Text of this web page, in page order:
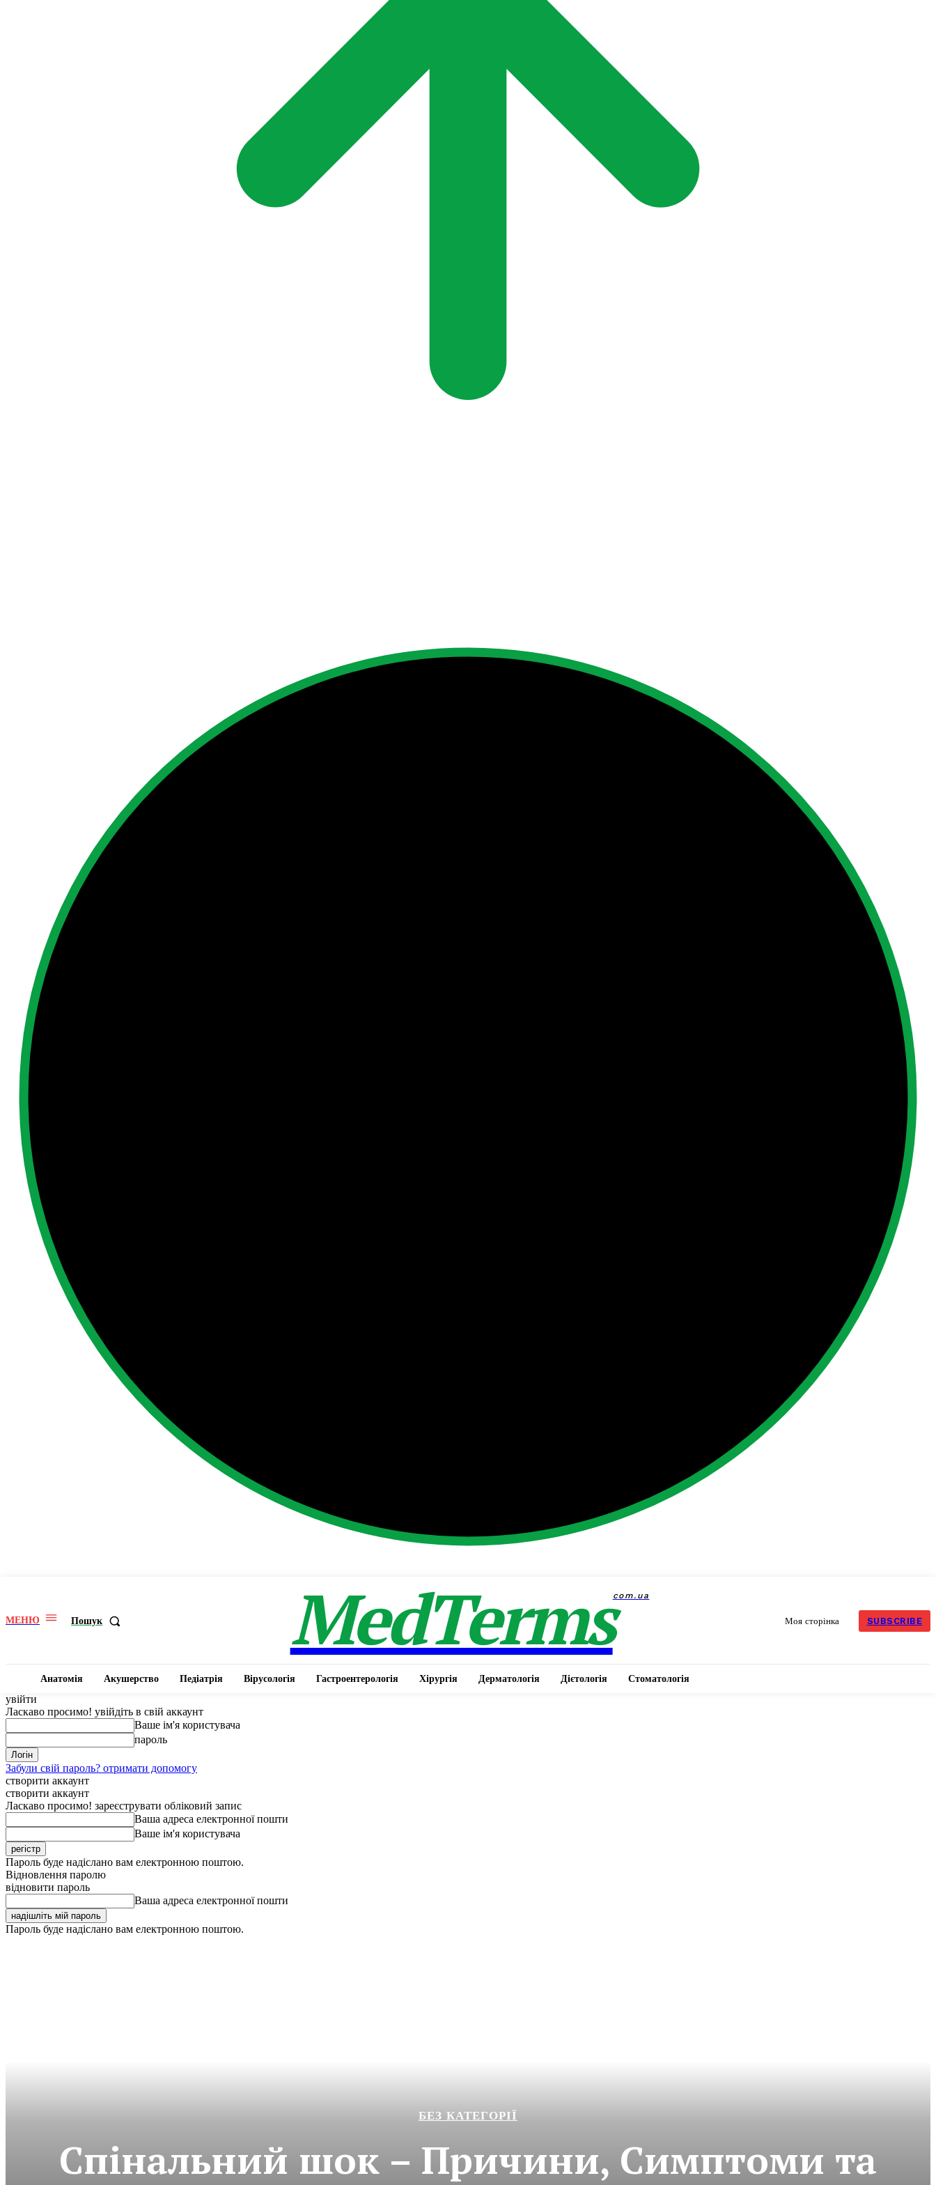
МЕНЮ Пошук MedTermscom.ua
Моя сторінка SUBSCRIBE
Анатомія Акушерство Педіатрія Вірусологія Гастроентерологія Хірургія Дерматологія Дієтологія Стоматологія
увійти
Ласкаво просимо! увійдіть в свій аккаунт
Ваше ім'я користувача
пароль
Забули свій пароль? отримати допомогу
створити аккаунт
створити аккаунт
Ласкаво просимо! зареєструвати обліковий запис
Ваша адреса електронної пошти
Ваше ім'я користувача
Пароль буде надіслано вам електронною поштою.
Відновлення паролю
відновити пароль
Ваша адреса електронної пошти
Пароль буде надіслано вам електронною поштою.
БЕЗ КАТЕГОРІЇ
Спінальний шок – Причини, Симптоми та